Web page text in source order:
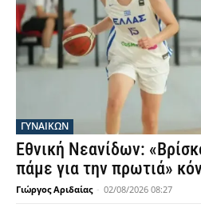
ΓΥΝΑΙΚΩΝ
Εθνική Νεανίδων:
πάμε για την πρωτιά»
Γιώργος Αριδαίας - 02/08/2026 08:27